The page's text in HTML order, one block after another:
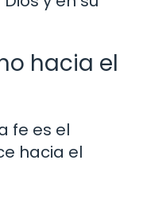
hacia el
fe es el
hacia el